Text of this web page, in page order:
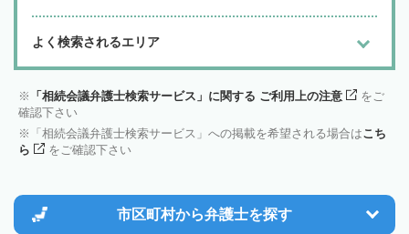
よく検索されるエリア
「相続会議弁護士検索サービス」に関する ご利用上の注意
をご
確認下さい
「相続会議弁護士検索サービス」への掲載を希望される場合はこち
ら
をご確認下さい
市区町村から弁護士を探す